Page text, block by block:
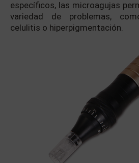
específicos, las microagujas
variedad de problemas,
celulitis o hiperpigmentación.